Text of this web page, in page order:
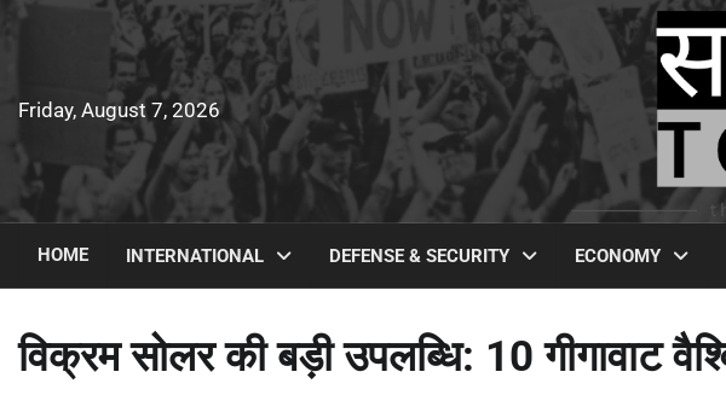
Friday, August 7, 2026
HOME INTERNATIONAL DEFENSE & SECURITY ECONOMY
विक्रम सोलर की बड़ी उपलब्धि: 10 गीगावाट